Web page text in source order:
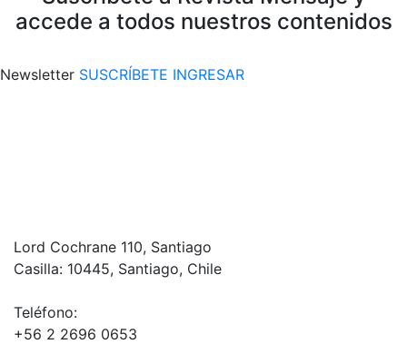
accede a todos nuestros contenidos
Newsletter SUSCRÍBETE INGRESAR
Lord Cochrane 110, Santiago
Casilla: 10445, Santiago, Chile
Teléfono:
+56 2 2696 0653